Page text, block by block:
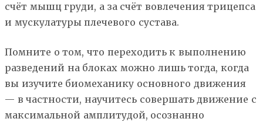
счёт мышц груди, а за счёт вовлечения трицепса
и мускулатуры плечевого сустава.
Помните о том, что переходить к выполнению
разведений на блоках можно лишь тогда, когда
вы изучите биомеханику основного движения
— в частности, научитесь совершать движение с
максимальной амплитудой, осознанно